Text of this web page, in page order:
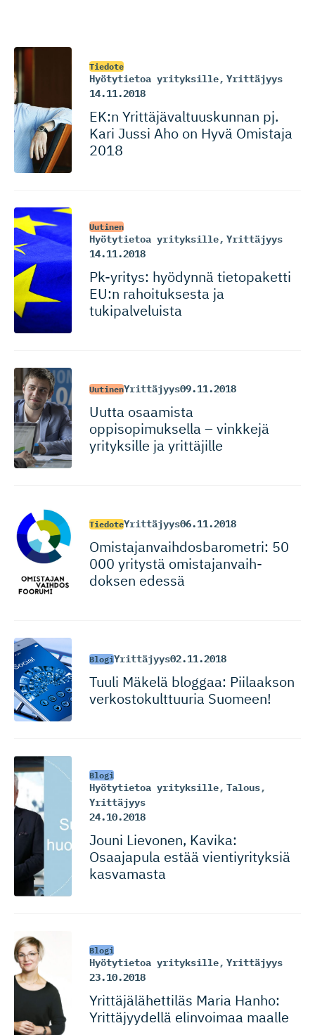
Tiedote
Hyötytietoa yrityksille, Yrittäjyys
14.11.2018
EK:n Yrittäjäval­tuus­kunnan pj.
Kari Jussi Aho on Hyvä Omistaja
2018
Uutinen
Hyötytietoa yrityksille, Yrittäjyys
14.11.2018
Pk-yritys: hyödynnä tietopaketti
EU:n rahoituksesta ja
tukipalveluista
UutinenYrittäjyys09.11.2018
Uutta osaamista
oppisopimuksella – vinkkejä
yrityksille ja yrittäjille
TiedoteYrittäjyys06.11.2018
Omistajan­vaih­dos­ba­ro­metri: 50
000 yritystä omistajan­vaih­
doksen edessä
BlogiYrittäjyys02.11.2018
Tuuli Mäkelä bloggaa: Piilaakson
verkostokult­tuuria Suomeen!
Blogi
Hyötytietoa yrityksille, Talous,
Yrittäjyys
24.10.2018
Jouni Lievonen, Kavika:
Osaajapula estää vientiyri­tyksiä
kasvamasta
Blogi
Hyötytietoa yrityksille, Yrittäjyys
23.10.2018
Yrittäjälä­hettiläs Maria Hanho:
Yrittäjyydellä elinvoimaa maalle